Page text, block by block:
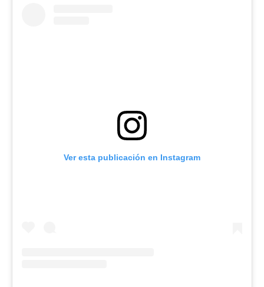
Ver esta publicación en Instagram